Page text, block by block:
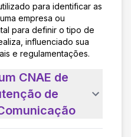
para identificar as
empresa ou
para definir o tipo de
influenciado sua
e regulamentações.
CNAE de
de